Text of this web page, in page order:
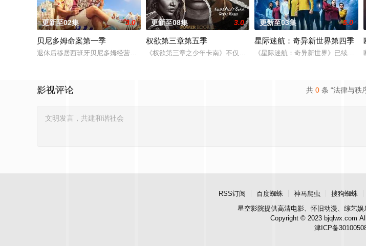
更新至02集 3.0
贝尼多姆命案第一季
退休后移居西班牙贝尼多姆经营酒吧的英国前刑警，原以为能过上平静生活。然而，当地接连发生
更新至08集 3.0
权欲第三章第五季
《权欲第三章之少年卡南》不仅讲述了卡南斯塔克的童年故事，而且还将是
更新至03集 5.0
星际迷航：奇异新世界第四季
《星际迷航：奇异新世界》已续订第
共 0 条 “法律与秩
影视评论
RSS订阅 百度蜘蛛 神马爬虫 搜狗蜘蛛
星空影院提供高清电影、怀旧动漫、综艺
Copyright © 2023 bjqlwx.com
津ICP备